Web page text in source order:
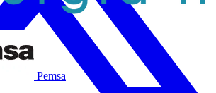
Pemsa